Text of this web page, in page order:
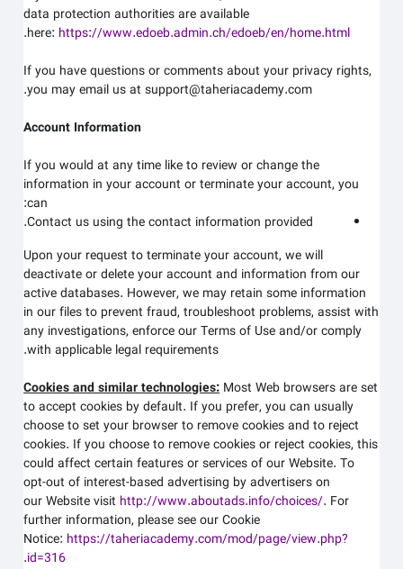
data protection authorities are available
here:https://www.edoeb.admin.ch/edoeb/en/home.html
.
If you have questions or comments about your privacy rights,
you may email us atsupport@taheriacademy.com
.
Account Information
If you would at any time like to review or change the
information in your account or terminate your account, you
can:
Contact us using the contact information provided.
Upon your request to terminate your account, we will
deactivate or delete your account and information from our
active databases. However, we may retain some information
in our files to prevent fraud, troubleshoot problems, assist with
any investigations, enforce our Terms of Use and/or comply
with applicable legal requirements.
Cookies and similar technologies:Most Web browsers are set
to accept cookies by default. If you prefer, you can usually
choose to set your browser to remove cookies and to reject
cookies. If you choose to remove cookies or reject cookies, this
could affect certain features or services of ourWebsite. To
opt-out of interest-based advertising by advertisers on
ourWebsitevisithttp://www.aboutads.info/choices/.For
further information, please see our Cookie
Notice:https://taheriacademy.com/mod/page/view.php?
id=316
.